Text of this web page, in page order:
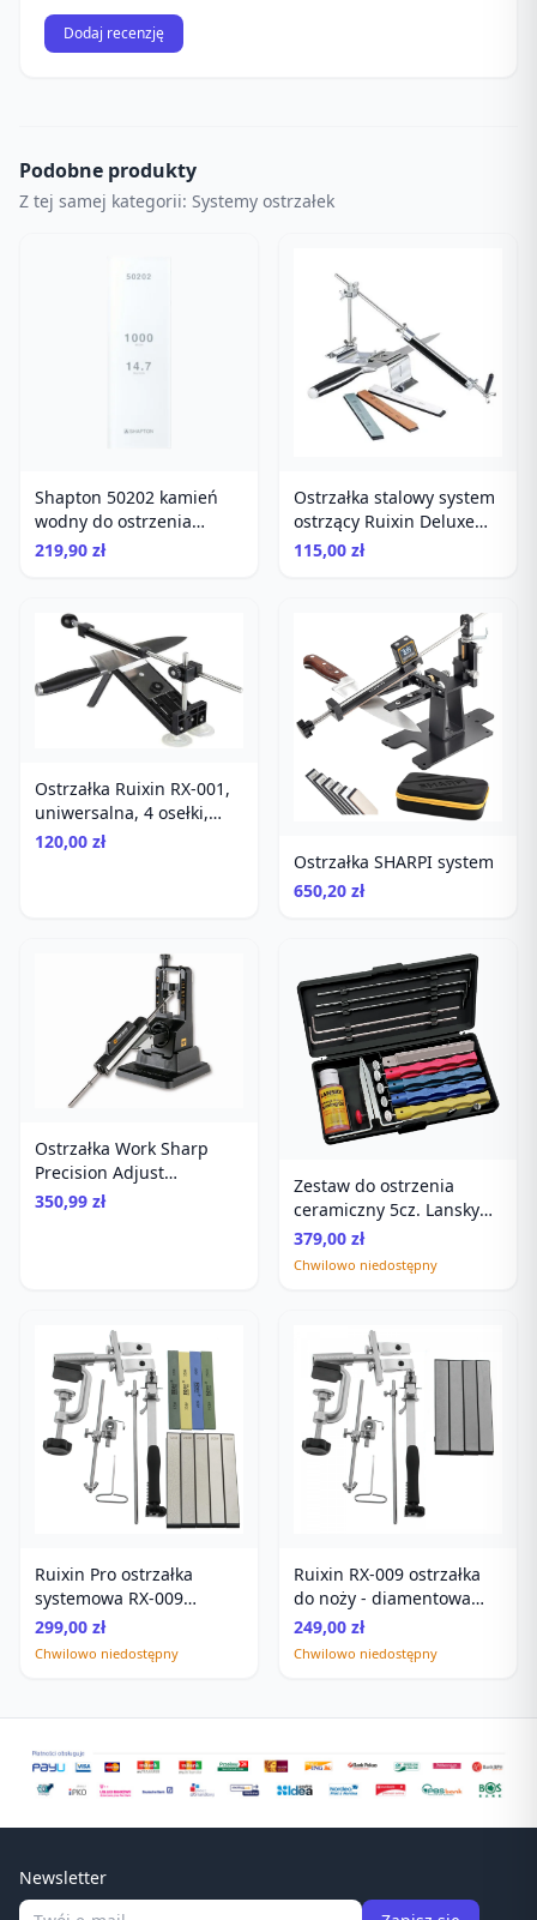
Dodaj recenzję
Podobne produkty
Z tej samej kategorii: Systemy ostrzałek
Shapton 50202 kamień
wodny do ostrzenia
gradacja 1000
219,90 zł
Ostrzałka stalowy system
ostrzący Ruixin Deluxe
Steel RX-003
115,00 zł
Ostrzałka Ruixin RX-001,
uniwersalna, 4 osełki,
łatwa w użyciu
120,00 zł
Ostrzałka SHARPI system
650,20 zł
Ostrzałka Work Sharp
Precision Adjust
diamentowa
350,99 zł
Zestaw do ostrzenia
ceramiczny 5cz. Lansky
LKCPR
379,00 zł
Chwilowo niedostępny
Ruixin Pro ostrzałka
systemowa RX-009
diamenty + kamienie
299,00 zł
Chwilowo niedostępny
Ruixin RX-009 ostrzałka
do noży - diamentowa
ostrzałka systemowa
240/600/1000/1500
249,00 zł
Chwilowo niedostępny
Newsletter